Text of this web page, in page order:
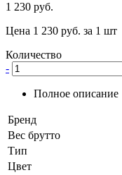
1 230 руб.
Цена 1 230 руб. за 1 шт
Количество
-
Полное описание
Бренд
Вес брутто
Тип
Цвет